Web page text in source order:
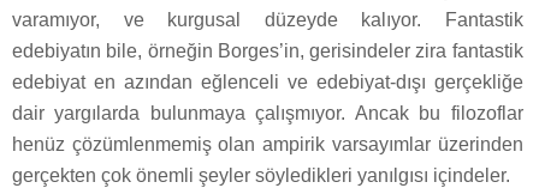
varamıyor, ve kurgusal düzeyde kalıyor. Fantastik
edebiyatın bile, örneğin Borges’in, gerisindeler zira fantastik
edebiyat en azından eğlenceli ve edebiyat-dışı gerçekliğe
dair yargılarda bulunmaya çalışmıyor. Ancak bu filozoflar
henüz çözümlenmemiş olan ampirik varsayımlar üzerinden
gerçekten çok önemli şeyler söyledikleri yanılgısı içindeler.